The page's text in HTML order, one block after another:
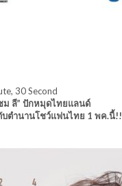
30 Second
ม ลี” ปักหมุดไทยแลนด์
บตำนานโชว์แฟนไทย 1 พค.นี้!!